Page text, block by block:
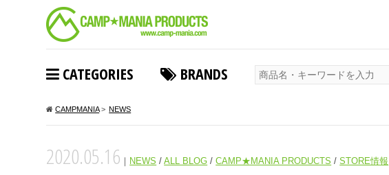
CATEGORIES BRANDS
CAMPMANIA> NEWS
2020.05.16 ｜ NEWS /ALL BLOG /CAMP★MANIA PRODUCTS /STORE情報